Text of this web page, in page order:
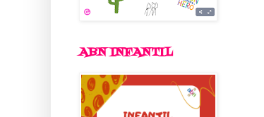
ABN INFANTIL